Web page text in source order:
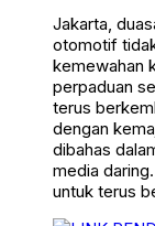
Jakarta,
otomotif
kemewahan
perpaduan
terus
dengan
dibahas
media
untuk terus